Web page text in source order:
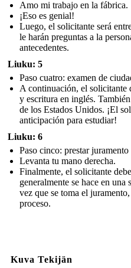
Amo mi trabajo en la fábrica.
¡Eso es genial!
Luego, el solicitante será
le harán preguntas a la
antecedentes.
Liuku: 5
Paso cuatro: examen de
A continuación, el solicitante
y escritura en inglés.
de los Estados Unidos. ¡El
anticipación para estudiar!
Liuku: 6
Paso cinco: prestar juramento
Levanta tu mano derecha.
Finalmente, el solicitante
generalmente se hace en
vez que se toma el
proceso.
Kuva Tekijän